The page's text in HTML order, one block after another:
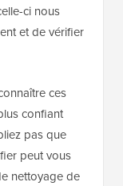
ci nous
et de vérifier
ces
confiant
pas que
peut vous
nettoyage de